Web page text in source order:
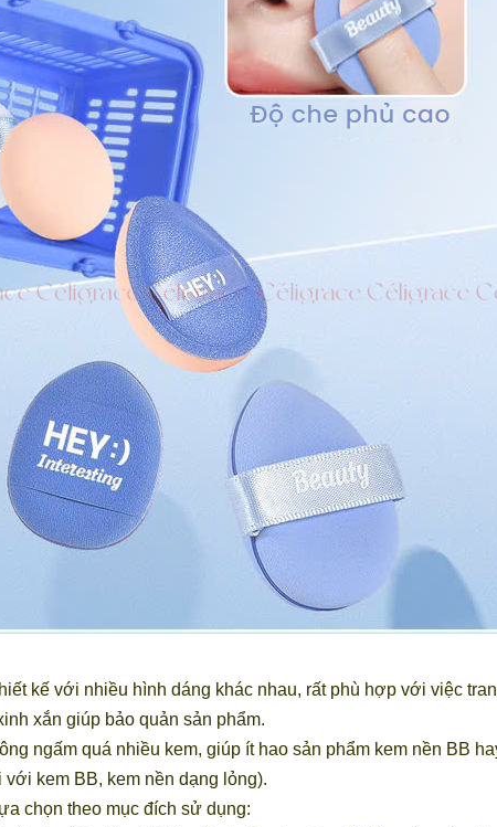
kế với nhiều hình dáng khác nhau, rất phù hợp với việc
xắn giúp bảo quản sản phẩm.
ngấm quá nhiều kem, giúp ít hao sản phẩm kem nền BB
kem BB, kem nền dạng lỏng).
chọn theo mục đích sử dụng: